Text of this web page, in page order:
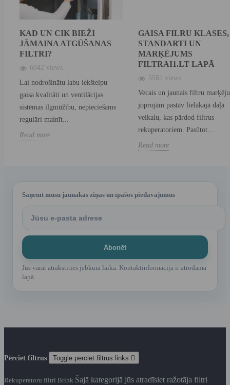
KAD UN CIK BIEŽI
JĀMAINA ATGŪŠANAS
FILTRI?
6042 views
Lai nodrošinātu labu iekštelpu
gaisa kvalitāti un ventilācijas
sistēmas ilgmūžību, nepieciešams
regulāri mainīt...
Read more
GAISA FILRU KLASES,
STANDARTI UN
MARĶĒJUMS
FILTRAI1.LT LAPĀ
5581 views
Vecais un jaunais filtru
joprojām pastāv lielākajā daļā
veikalu, kas pārdod filtrus
rekuperatoriem. Pasūtot...
Read more
Saņemt mūsu jaunākās ziņas un īpašos piedāvājumus
Jūs varat atrakstīties jebkurā laikā. Kontaktinformācija ir atrodama
lapā.
Pērciet filtrus Toggle pērciet filtrus links 
Rekuperatoru filtri Brink Šajā kategorijā jūs atradīsiet ražotāja filtri